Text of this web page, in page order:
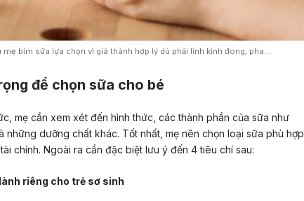
bỉm sữa lựa chọn vì giá thành hợp lý dù phải lỉnh kỉnh đong, pha…
để chọn sữa cho bé
mẹ cần xem xét đến hình thức, các thành phần của sữa như
dưỡng chất khác. Tốt nhất, mẹ nên chọn loại sữa phù hợp
chính. Ngoài ra cần đặc biệt lưu ý đến 4 tiêu chí sau:
riêng cho trẻ sơ sinh